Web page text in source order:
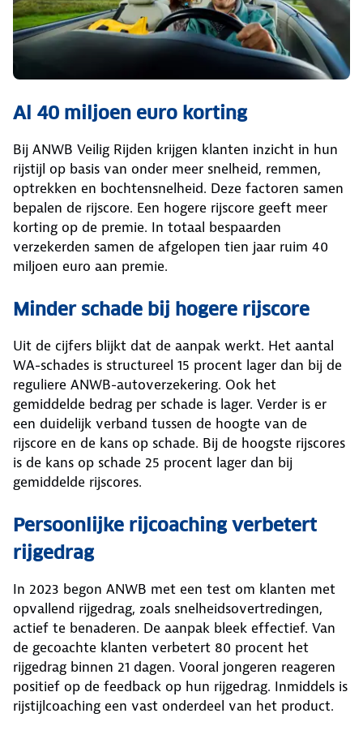
Al 40 miljoen euro korting
Bij ANWB Veilig Rijden krijgen klanten inzicht in hun
rijstijl op basis van onder meer snelheid, remmen,
optrekken en bochtensnelheid. Deze factoren samen
bepalen de rijscore. Een hogere rijscore geeft meer
korting op de premie. In totaal bespaarden
verzekerden samen de afgelopen tien jaar ruim 40
miljoen euro aan premie.
Minder schade bij hogere rijscore
Uit de cijfers blijkt dat de aanpak werkt. Het aantal
WA-schades is structureel 15 procent lager dan bij de
reguliere ANWB-autoverzekering. Ook het
gemiddelde bedrag per schade is lager. Verder is er
een duidelijk verband tussen de hoogte van de
rijscore en de kans op schade. Bij de hoogste rijscores
is de kans op schade 25 procent lager dan bij
gemiddelde rijscores.
Persoonlijke rijcoaching verbetert
rijgedrag
In 2023 begon ANWB met een test om klanten met
opvallend rijgedrag, zoals snelheidsovertredingen,
actief te benaderen. De aanpak bleek effectief. Van
de gecoachte klanten verbetert 80 procent het
rijgedrag binnen 21 dagen. Vooral jongeren reageren
positief op de feedback op hun rijgedrag. Inmiddels is
rijstijlcoaching een vast onderdeel van het product.